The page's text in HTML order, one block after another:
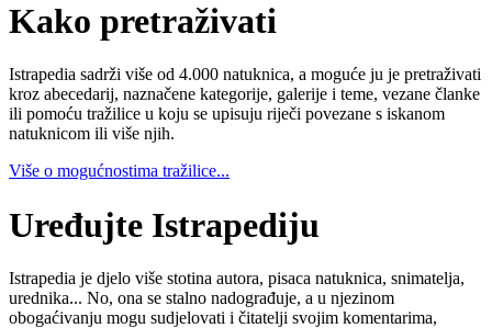
Kako pretraživati
Istrapedia sadrži više od 4.000 natuknica, a moguće ju je pretraživati
kroz abecedarij, naznačene kategorije, galerije i teme, vezane članke
ili pomoću tražilice u koju se upisuju riječi povezane s iskanom
natuknicom ili više njih.
Više o mogućnostima tražilice...
Uređujte Istrapediju
Istrapedia je djelo više stotina autora, pisaca natuknica, snimatelja,
urednika... No, ona se stalno nadograđuje, a u njezinom
obogaćivanju mogu sudjelovati i čitatelji svojim komentarima,